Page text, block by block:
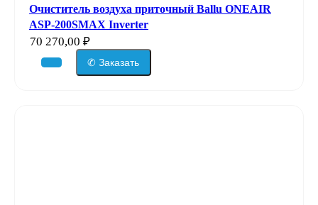
Очиститель воздуха приточный Ballu ONEAIR
ASP-200SMAX Inverter
70 270,00 ₽
✆ Заказать